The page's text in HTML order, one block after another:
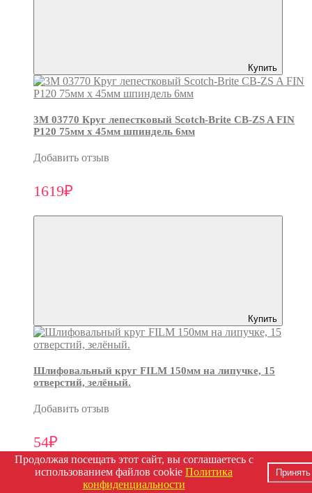
Купить
3М 03770 Круг лепестковый Scotch-Brite CB-ZS A FIN
P120 75мм х 45мм шпиндель 6мм
Добавить отзыв
1619₽
Купить
Шлифовальный круг FILM 150мм на липучке, 15
отверстий, зелёный.
Добавить отзыв
54₽
Продолжая посещать этот сайт, вы соглашаетесь с
использованием файлов cookie Политика
конфиденциальности
Принять